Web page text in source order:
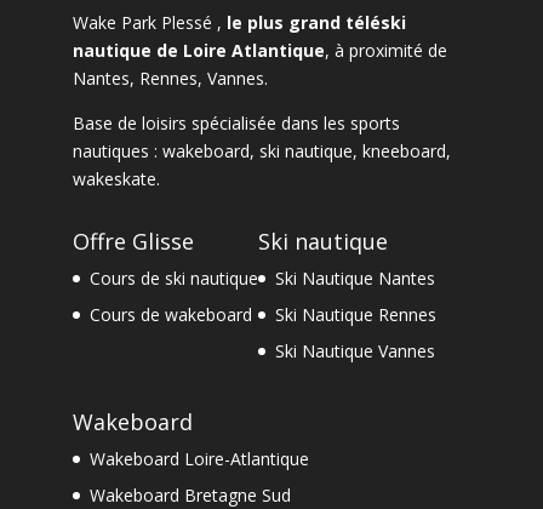
Wake Park Plessé , le plus grand téléski
nautique de Loire Atlantique, à proximité de
Nantes, Rennes, Vannes.
Base de loisirs spécialisée dans les sports
nautiques : wakeboard, ski nautique, kneeboard,
wakeskate.
Offre Glisse
Cours de ski nautique
Cours de wakeboard
Ski nautique
Ski Nautique Nantes
Ski Nautique Rennes
Ski Nautique Vannes
Wakeboard
Wakeboard Loire-Atlantique
Wakeboard Bretagne Sud